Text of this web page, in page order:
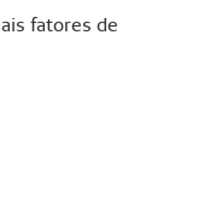
fatores de